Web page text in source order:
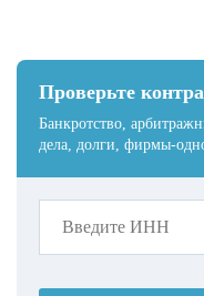
Проверьте
Банкротство,
дела, долги, фирмы-